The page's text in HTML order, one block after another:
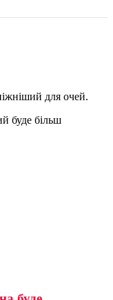
для очей.
буде більш